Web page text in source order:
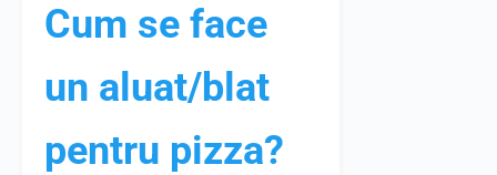
Cum se face
un aluat/blat
pentru pizza?